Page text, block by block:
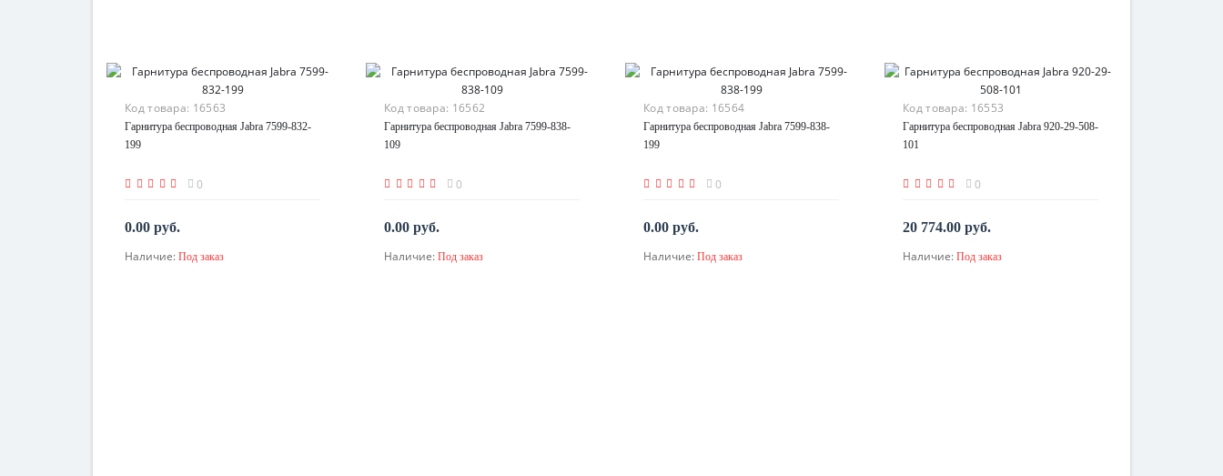
Код товара: 16563
Гарнитура беспроводная Jabra 7599-832-
199
0
0.00 руб.
По запросу
Наличие: Под заказ
Код товара: 16562
Гарнитура беспроводная Jabra 7599-838-
109
0
0.00 руб.
По запросу
Наличие: Под заказ
Код товара: 16564
Гарнитура беспроводная Jabra 7599-838-
199
0
0.00 руб.
По запросу
Наличие: Под заказ
Код товара: 16553
Гарнитура беспроводная Jabra 920-29-508-
101
0
20 774.00 руб.
По запросу
Наличие: Под заказ